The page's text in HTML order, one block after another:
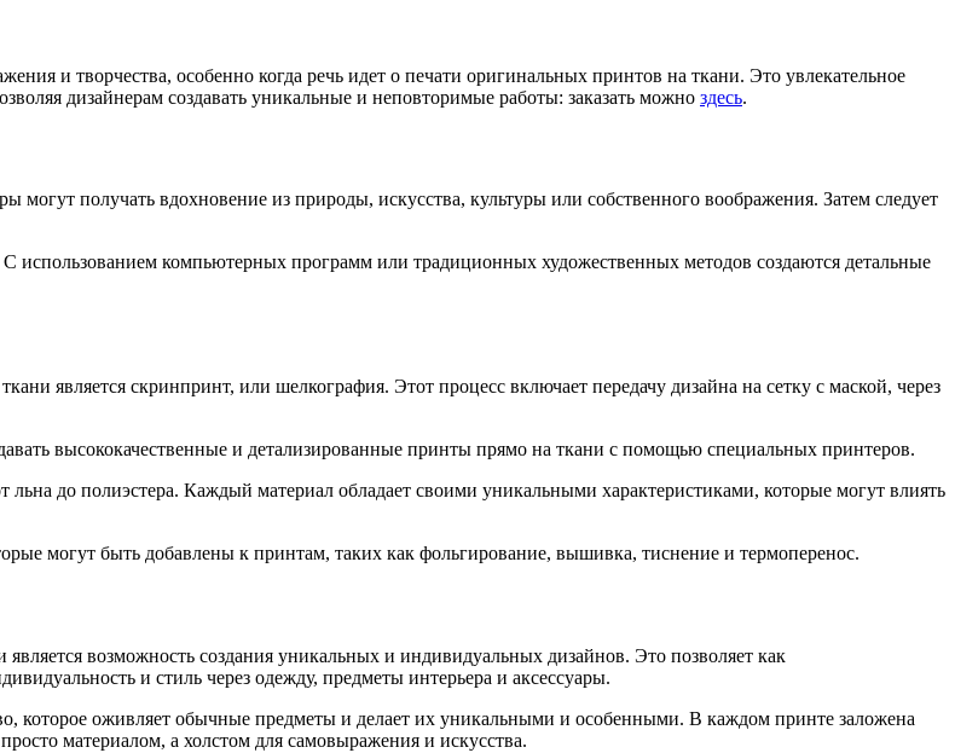
и творчества, особенно когда речь идет о печати оригинальных принтов на ткани. Это увлекательное
дизайнерам создавать уникальные и неповторимые работы: заказать можно здесь.
получать вдохновение из природы, искусства, культуры или собственного воображения. Затем следует
использованием компьютерных программ или традиционных художественных методов создаются детальные
является скринпринт, или шелкография. Этот процесс включает передачу дизайна на сетку с маской, через
высококачественные и детализированные принты прямо на ткани с помощью специальных принтеров.
до полиэстера. Каждый материал обладает своими уникальными характеристиками, которые могут влиять
могут быть добавлены к принтам, таких как фольгирование, вышивка, тиснение и термоперенос.
возможность создания уникальных и индивидуальных дизайнов. Это позволяет как
и стиль через одежду, предметы интерьера и аксессуары.
которое оживляет обычные предметы и делает их уникальными и особенными. В каждом принте заложена
материалом, а холстом для самовыражения и искусства.